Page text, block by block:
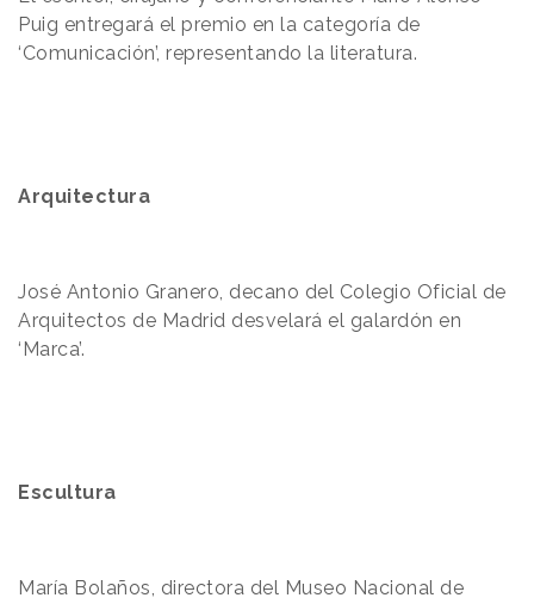
Puig entregará el premio en la categoría de
‘Comunicación’, representando la literatura.
Arquitectura
José Antonio Granero, decano del Colegio Oficial de
Arquitectos de Madrid desvelará el galardón en
‘Marca’.
Escultura
María Bolaños, directora del Museo Nacional de